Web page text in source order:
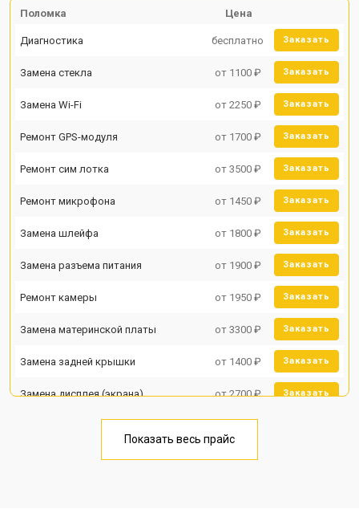
Поломка Цена
Диагностика бесплатно Заказать
Замена стекла от 1100 ₽ Заказать
Замена Wi-Fi от 2250 ₽ Заказать
Ремонт GPS-модуля от 1700 ₽ Заказать
Ремонт сим лотка от 3500 ₽ Заказать
Ремонт микрофона от 1450 ₽ Заказать
Замена шлейфа от 1800 ₽ Заказать
Замена разъема питания от 1900 ₽ Заказать
Ремонт камеры от 1950 ₽ Заказать
Замена материнской платы от 3300 ₽ Заказать
Замена задней крышки от 1400 ₽ Заказать
Замена дисплея (экрана) от 2700 ₽ Заказать
Замена кнопки включения от 1750 ₽
Показать весь прайс